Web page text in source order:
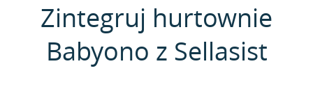
Zintegruj hurtownie
Babyono z Sellasist